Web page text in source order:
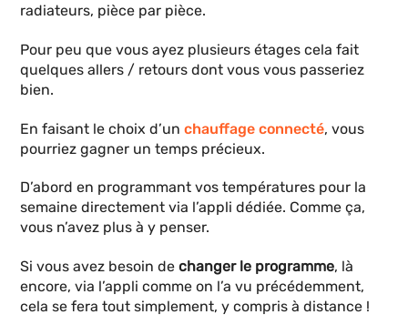
radiateurs, pièce par pièce.
Pour peu que vous ayez plusieurs étages cela fait
quelques allers / retours dont vous vous passeriez
bien.
En faisant le choix d’unchauffage connecté, vous
pourriez gagner un temps précieux.
D’abord en programmant vos températures pour la
semaine directement via l’appli dédiée. Comme ça,
vous n’avez plus à y penser.
Si vous avez besoin dechanger le programme, là
encore, via l’appli comme on l’a vu précédemment,
cela se fera tout simplement, y compris à distance !